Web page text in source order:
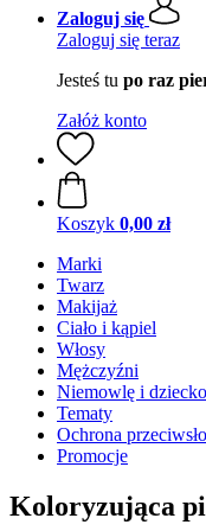
Zaloguj się
Zaloguj się teraz
Jesteś tu po raz
Załóż konto
Koszyk 0,00 zł
Marki
Twarz
Makijaż
Ciało i kąpiel
Włosy
Mężczyźni
Niemowlę i dziecko
Tematy
Ochrona
Promocje
Koloryzująca